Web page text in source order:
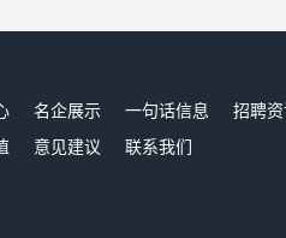
名企展示 一句话信息 招聘
意见建议 联系我们